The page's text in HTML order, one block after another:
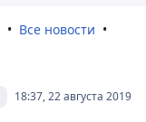
Все новости
18:37, 22 августа 2019